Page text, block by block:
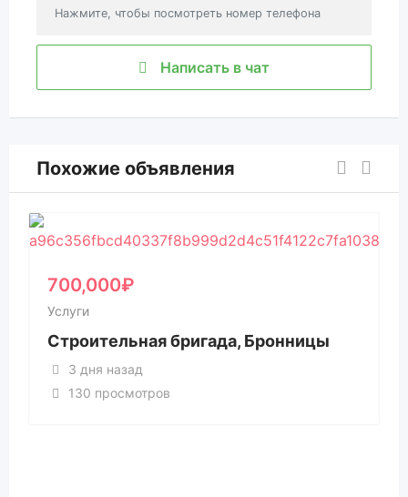
Нажмите, чтобы посмотреть номер телефона
Написать в чат
Похожие объявления
700,000₽
Услуги
Строительная бригада, Бронницы
3 дня назад
130 просмотров